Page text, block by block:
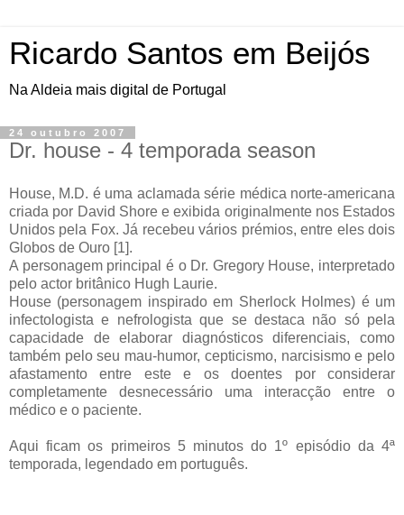
Ricardo Santos em Beijós
Na Aldeia mais digital de Portugal
24 outubro 2007
Dr. house - 4 temporada season
House, M.D. é uma aclamada série médica norte-americana
criada por David Shore e exibida originalmente nos Estados
Unidos pela Fox. Já recebeu vários prémios, entre eles dois
Globos de Ouro [1].
A personagem principal é o Dr. Gregory House, interpretado
pelo actor britânico Hugh Laurie.
House (personagem inspirado em Sherlock Holmes) é um
infectologista e nefrologista que se destaca não só pela
capacidade de elaborar diagnósticos diferenciais, como
também pelo seu mau-humor, cepticismo, narcisismo e pelo
afastamento entre este e os doentes por considerar
completamente desnecessário uma interacção entre o
médico e o paciente.
Aqui ficam os primeiros 5 minutos do 1º episódio da 4ª
temporada, legendado em português.